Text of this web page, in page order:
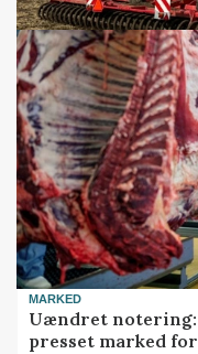
MARKED
Uændret
presset marked